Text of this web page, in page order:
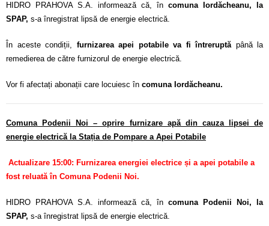
HIDRO PRAHOVA S.A. informează că, în comuna Iordăcheanu, la
SPAP, s-a înregistrat lipsă de energie electrică.
În aceste condiții, furnizarea apei potabile va fi întreruptă până la
remedierea de către furnizorul de energie electrică.
Vor fi afectați abonații care locuiesc în comuna Iordăcheanu.
Comuna Podenii Noi – oprire furnizare apă din cauza lipsei de
energie electrică la Stația de Pompare a Apei Potabile
Actualizare 15:00: Furnizarea energiei electrice și a apei potabile a
fost reluată în Comuna Podenii Noi.
HIDRO PRAHOVA S.A. informează că, în comuna Podenii Noi, la
SPAP, s-a înregistrat lipsă de energie electrică.